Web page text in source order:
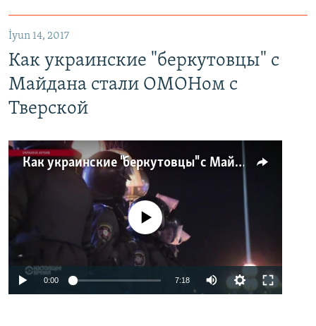
İyun 14, 2017
Как украинские "беркутовцы" с
Майдана стали ОМОНом с
Тверской
Как украинские "беркутовцы" с Майдана стали ОМОНом с Тверской
No media source currently available
0:00 7:18